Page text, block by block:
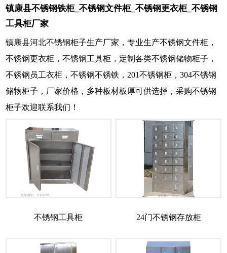
镇康县不锈钢铁柜_不锈钢文件柜_不锈钢更衣柜_不锈钢
工具柜厂家
镇康县河北不锈钢柜子生产厂家，专业生产不锈钢文件柜，
不锈钢更衣柜，不锈钢工具柜，定制各类不锈钢储物柜子，
不锈钢员工衣柜，不锈钢不锈铁，201不锈钢柜，304不锈钢
储物柜子，厂家价格，多种板材板厚可供选择，采购不锈钢
柜子欢迎联系我们！
不锈钢工具柜 24门不锈钢存放柜